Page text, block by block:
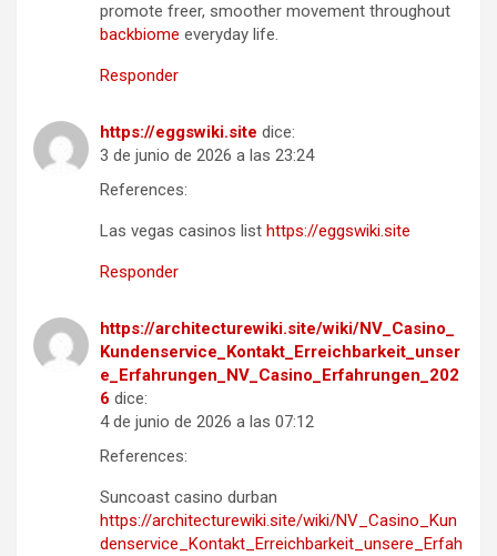
promote freer, smoother movement throughout
backbiome everyday life.
Responder
https://eggswiki.site dice:
3 de junio de 2026 a las 23:24
References:
Las vegas casinos list https://eggswiki.site
Responder
https://architecturewiki.site/wiki/NV_Casino_
Kundenservice_Kontakt_Erreichbarkeit_unser
e_Erfahrungen_NV_Casino_Erfahrungen_202
6 dice:
4 de junio de 2026 a las 07:12
References:
Suncoast casino durban
https://architecturewiki.site/wiki/NV_Casino_Kun
denservice_Kontakt_Erreichbarkeit_unsere_Erfah